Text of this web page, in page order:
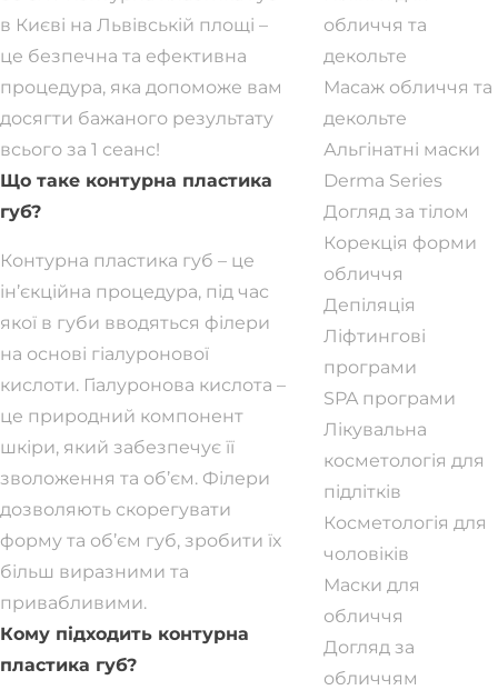
в Києві на Львівській площі –
це безпечна та ефективна
процедура, яка допоможе вам
досягти бажаного результату
всього за 1 сеанс!
Що таке контурна пластика
губ?
Контурна пластика губ – це
ін’єкційна процедура, під час
якої в губи вводяться філери
на основі гіалуронової
кислоти. Гіалуронова кислота –
це природний компонент
шкіри, який забезпечує її
зволоження та об’єм. Філери
дозволяють скорегувати
форму та об’єм губ, зробити їх
більш виразними та
привабливими.
Кому підходить контурна
пластика губ?
обличчя та
декольте
Масаж обличчя та
декольте
Альгінатні маски
Derma Series
Догляд за тілом
Корекція форми
обличчя
Депіляція
Ліфтингові
програми
SPA програми
Лікувальна
косметологія для
підлітків
Косметологія для
чоловіків
Маски для
обличчя
Догляд за
обличчям